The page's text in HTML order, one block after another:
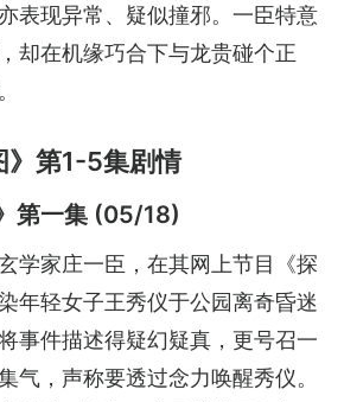
表现异常、疑似撞邪。一臣特意
却在机缘巧合下与龙贵碰个正
》第1-5集剧情
第一集 (05/18)
学家庄一臣，在其网上节目《探
年轻女子王秀仪于公园离奇昏迷
事件描述得疑幻疑真，更号召一
气，声称要透过念力唤醒秀仪。